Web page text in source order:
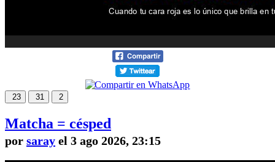
23 31 2
Matcha = césped
por saray el 3 ago 2026, 23:15